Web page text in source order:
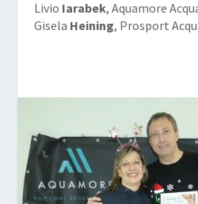
Livio Iarabek, Aquamore
Gisela Heining, Prosport